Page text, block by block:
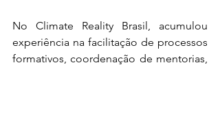
No Climate Reality Brasil, acumulou
experiência na facilitação de processos
formativos, coordenação de mentorias,